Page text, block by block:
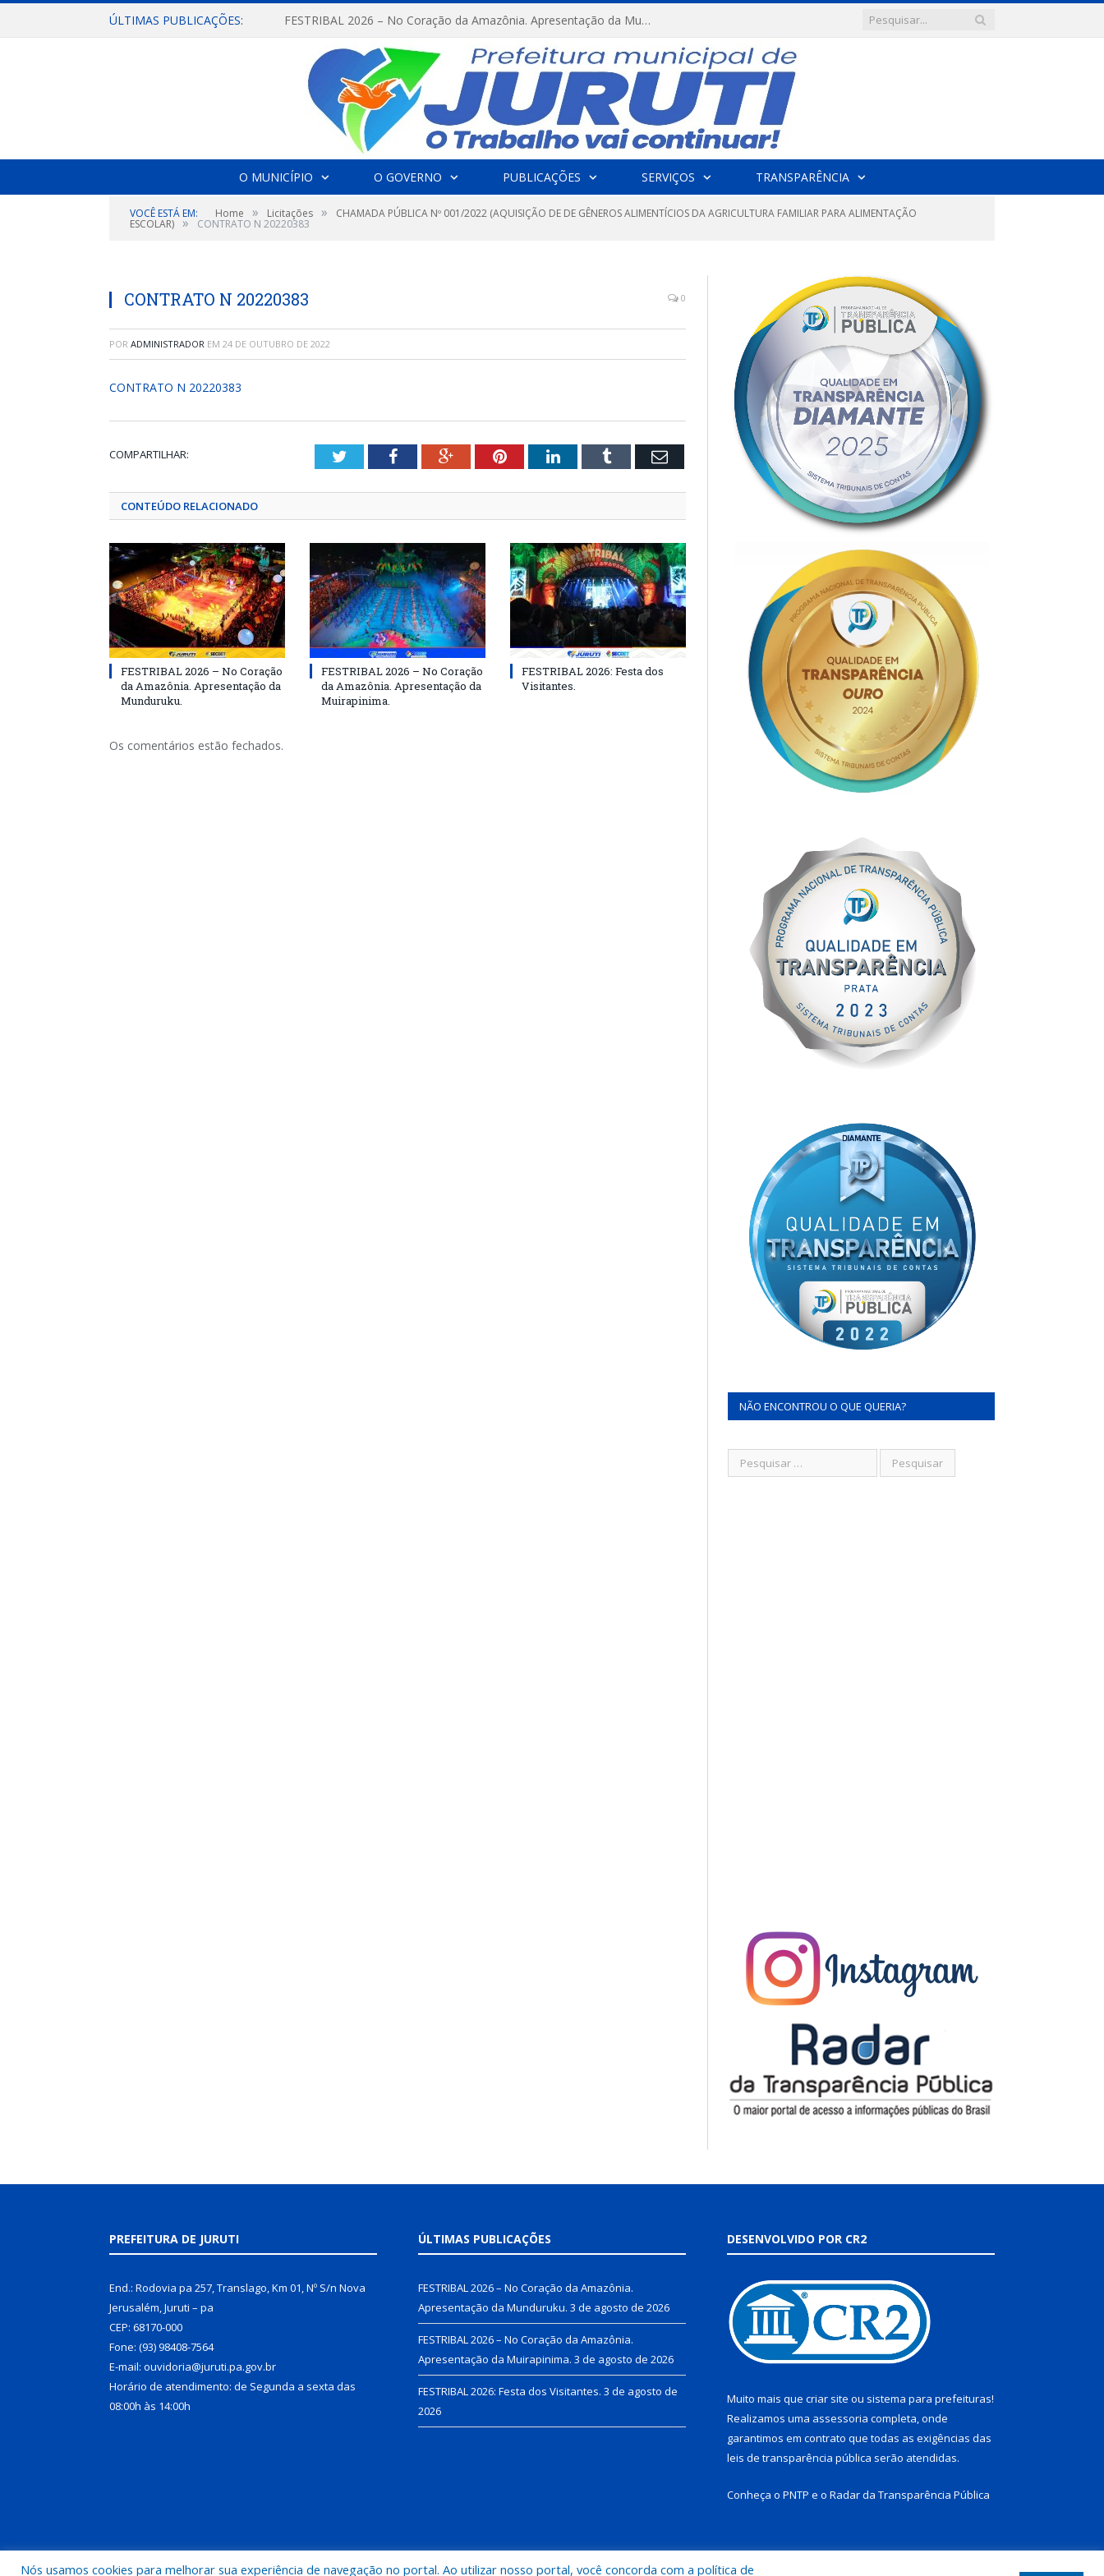
ÚLTIMAS PUBLICAÇÕES: FESTRIBAL 2026 – No Coração da Amazônia. Apresentação da Munduruku.
O MUNICÍPIO O GOVERNO PUBLICAÇÕES SERVIÇOS TRANSPARÊNCIA
VOCÊ ESTÁ EM: Home » Licitações » CHAMADA PÚBLICA Nº 001/2022 (AQUISIÇÃO DE DE GÊNEROS ALIMENTÍCIOS DA AGRICULTURA FAMILIAR PARA ALIMENTAÇÃO
ESCOLAR) » CONTRATO N 20220383
CONTRATO N 20220383 0
POR ADMINISTRADOR EM 24 DE OUTUBRO DE 2022
CONTRATO N 20220383
COMPARTILHAR: TwitterFacebookGoogle+PinterestLinkedInTumblr Email
CONTEÚDO RELACIONADO
FESTRIBAL 2026 – No Coração
da Amazônia. Apresentação da
Munduruku.
FESTRIBAL 2026 – No Coração
da Amazônia. Apresentação da
Muirapinima.
FESTRIBAL 2026: Festa dos
Visitantes.
Os comentários estão fechados.
NÃO ENCONTROU O QUE QUERIA?
PREFEITURA DE JURUTI
End.: Rodovia pa 257, Translago, Km 01, Nº S/n Nova
Jerusalém, Juruti – pa
CEP: 68170-000
Fone: (93) 98408-7564
E-mail: ouvidoria@juruti.pa.gov.br
Horário de atendimento: de Segunda a sexta das
08:00h às 14:00h
ÚLTIMAS PUBLICAÇÕES
FESTRIBAL 2026 – No Coração da Amazônia.
Apresentação da Munduruku. 3 de agosto de 2026
FESTRIBAL 2026 – No Coração da Amazônia.
Apresentação da Muirapinima. 3 de agosto de 2026
FESTRIBAL 2026: Festa dos Visitantes. 3 de agosto de
2026
DESENVOLVIDO POR CR2
Muito mais que criar site ou sistema para prefeituras!
Realizamos uma assessoria completa, onde
garantimos em contrato que todas as exigências das
leis de transparência pública serão atendidas.
Conheça o PNTP e o Radar da Transparência Pública
Nós usamos cookies para melhorar sua experiência de navegação no portal. Ao utilizar nosso portal, você concorda com a política de